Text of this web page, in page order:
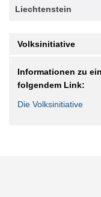
Liechtenstein
Volksinitiative
Informationen zu
folgendem Link:
Die Volksinitiative